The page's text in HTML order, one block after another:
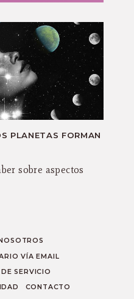
PLANETAS FORMAN
sobre aspectos
VÍA EMAIL
SERVICIO
CONTACTO